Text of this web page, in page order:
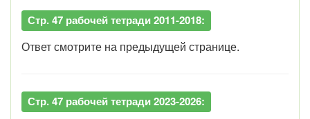
Стр. 47 рабочей тетради 2011-2018:
Ответ смотрите на предыдущей странице.
Стр. 47 рабочей тетради 2023-2026: